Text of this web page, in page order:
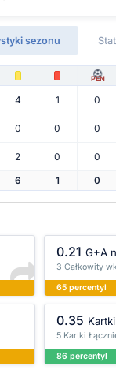
sezonu
PEN
4 1 0
0 0 0
2 0 0
6 1 0
0.21 G+A
3 Całkowity
65 percentyl
0.35
5 Kartki
86 percentyl